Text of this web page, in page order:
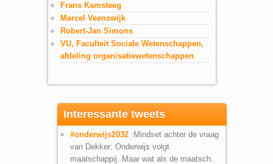
Frans Kamsteeg
Marcel Veenswijk
Robert-Jan Simons
VU, Faculteit Sociale Wetenschappen,
afdeling organisatiewetenschappen
Interessante tweets
#onderwijs2032 :Mindset achter de vraag
van Dekker: Onderwijs volgt
maatschappij. Maar wat als de maatsch.